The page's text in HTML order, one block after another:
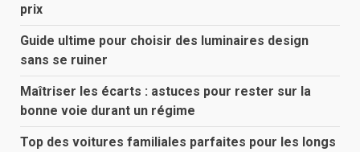
prix
Guide ultime pour choisir des luminaires design
sans se ruiner
Maîtriser les écarts : astuces pour rester sur la
bonne voie durant un régime
Top des voitures familiales parfaites pour les longs